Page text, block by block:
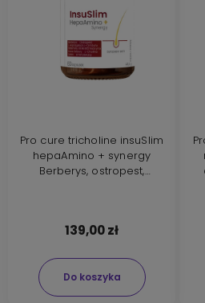
Pro cure tricholine insuSlim
hepaAmino + synergy
Berberys, ostropest,
139,00 zł
Do koszyka